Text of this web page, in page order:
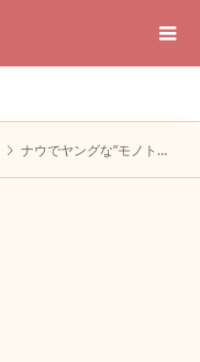
ナウでヤングな”モノトーン”